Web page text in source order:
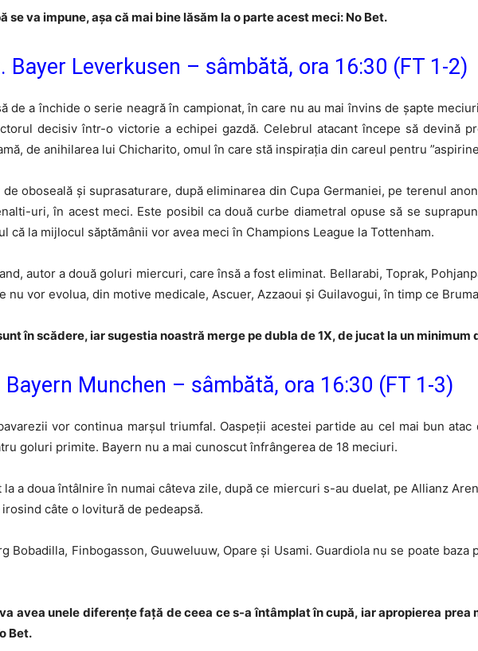
se va impune, așa că mai bine lăsăm la o parte acest meci: No Bet.
Bayer Leverkusen – sâmbătă, ora 16:30 (FT 1-2)
de a închide o serie neagră în campionat, în care nu au mai învins de șapte
decisiv într-o victorie a echipei gazdă. Celebrul atacant începe să devină
de anihilarea lui Chicharito, omul în care stă inspirația din careul pentru
oboseală și suprasaturare, după eliminarea din Cupa Germaniei, pe terenul
uri, în acest meci. Este posibil ca două curbe diametral opuse să se
că la mijlocul săptămânii vor avea meci în Champions League la Tottenham.
autor a două goluri miercuri, care însă a fost eliminat. Bellarabi, Toprak,
nu vor evolua, din motive medicale, Ascuer, Azzaoui și Guilavogui, în timp ce
în scădere, iar sugestia noastră merge pe dubla de 1X, de jucat la un minimum
Munchen – sâmbătă, ora 16:30 (FT 1-3)
vor continua marșul triumfal. Oaspeții acestei partide au cel mai bun
goluri primite. Bayern nu a mai cunoscut înfrângerea de 18 meciuri.
a doua întâlnire în numai câteva zile, după ce miercuri s-au duelat, pe Allianz
câte o lovitură de pedeapsă.
Bobadilla, Finbogasson, Guuweluuw, Opare și Usami. Guardiola nu se poate
avea unele diferențe față de ceea ce s-a întâmplat în cupă, iar apropierea
Bet.